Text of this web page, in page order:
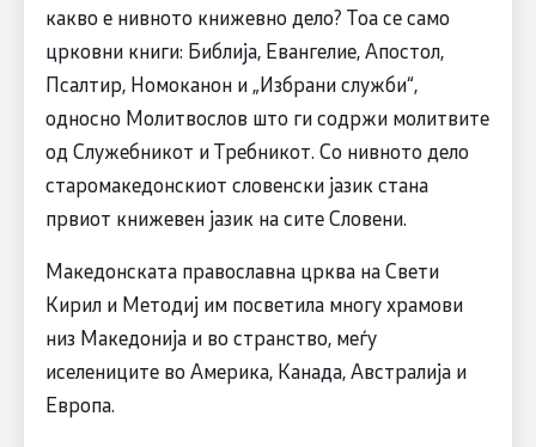
какво е нивното книжевно дело? Тоа се само
црковни книги: Библија, Евангелие, Апостол,
Псалтир, Номоканон и „Избрани служби“,
односно Молитвослов што ги содржи молитвите
од Служебникот и Требникот. Со нивното дело
старомакедонскиот словенски јазик стана
првиот книжевен јазик на сите Словени.
Македонската православна црква на Свети
Кирил и Методиј им посветила многу храмови
низ Македонија и во странство, меѓу
иселениците во Америка, Канада, Австралија и
Европа.